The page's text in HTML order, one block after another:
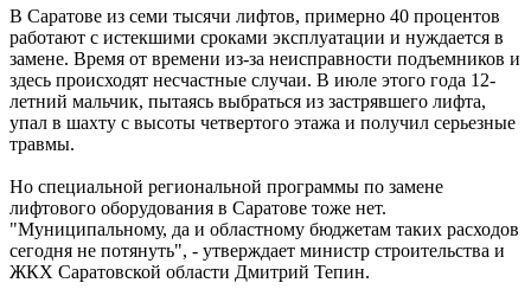
В Саратове из семи тысячи лифтов, примерно 40 процентов
работают с истекшими сроками эксплуатации и нуждается в
замене. Время от времени из-за неисправности подъемников и
здесь происходят несчастные случаи. В июле этого года 12-
летний мальчик, пытаясь выбраться из застрявшего лифта,
упал в шахту с высоты четвертого этажа и получил серьезные
травмы.
Но специальной региональной программы по замене
лифтового оборудования в Саратове тоже нет.
"Муниципальному, да и областному бюджетам таких расходов
сегодня не потянуть", - утверждает министр строительства и
ЖКХ Саратовской области Дмитрий Тепин.